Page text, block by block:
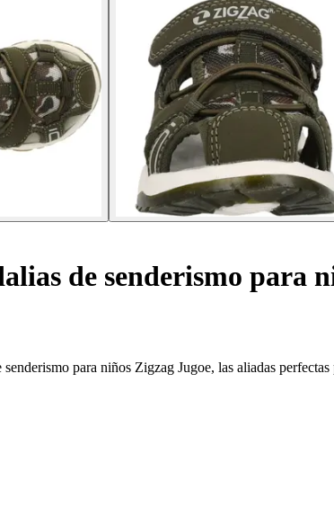
de senderismo para
senderismo para niños Zigzag Jugoe, las aliadas